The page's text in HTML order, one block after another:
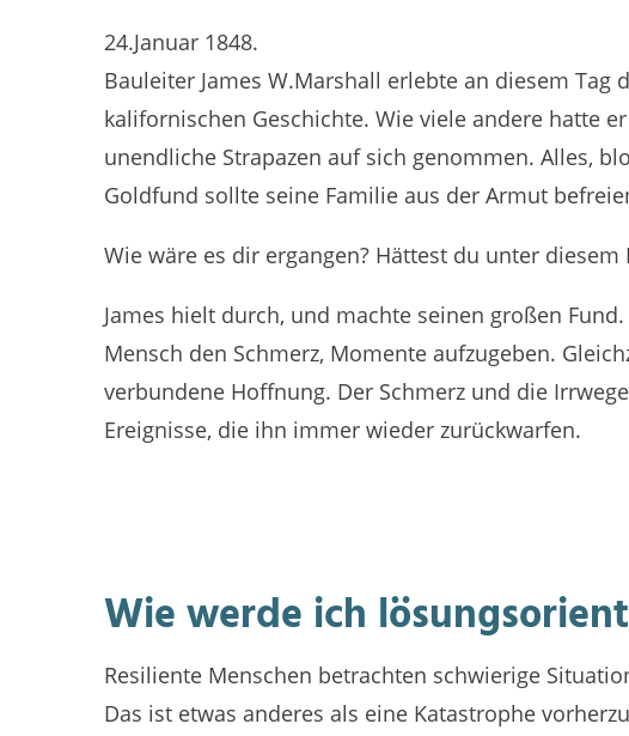
24.Januar 1848.
Bauleiter James W.Marshall erlebte an diesem
kalifornischen Geschichte. Wie viele andere hatte
unendliche Strapazen auf sich genommen. Alles,
Goldfund sollte seine Familie aus der Armut
Wie wäre es dir ergangen? Hättest du unter diesem
James hielt durch, und machte seinen großen
Mensch den Schmerz, Momente aufzugeben.
verbundene Hoffnung. Der Schmerz und die
Ereignisse, die ihn immer wieder zurückwarfen.
Wie werde ich
Resiliente Menschen betrachten schwierige
Das ist etwas anderes als eine Katastrophe